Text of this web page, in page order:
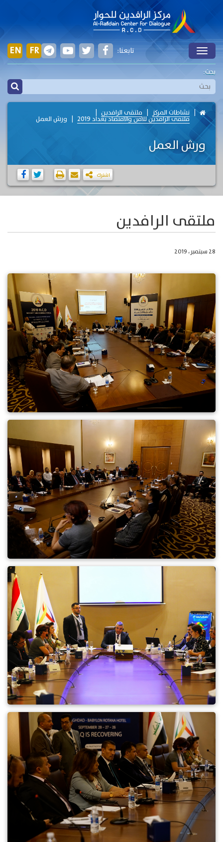
Toggle
EN FR تابعنا:
بحث:
نشاطات المركز ملتقى الرافدين
ملتقى الرافدين للامن والاقتصاد بغداد 2019 ورش العمل
ورش العمل
اشترك
ملتقى الرافدين
28 سبتمبر، 2019